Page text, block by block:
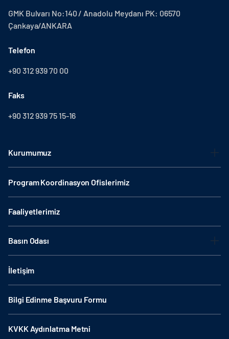
GMK Bulvarı No:140 / Anadolu Meydanı PK: 06570
Çankaya/ANKARA
Telefon
+90 312 939 70 00
Faks
+90 312 939 75 15-16
Kurumumuz
Program Koordinasyon Ofislerimiz
Faaliyetlerimiz
Basın Odası
İletişim
Bilgi Edinme Başvuru Formu
KVKK Aydınlatma Metni